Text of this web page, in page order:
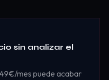
sin analizar el
mes puede acabar